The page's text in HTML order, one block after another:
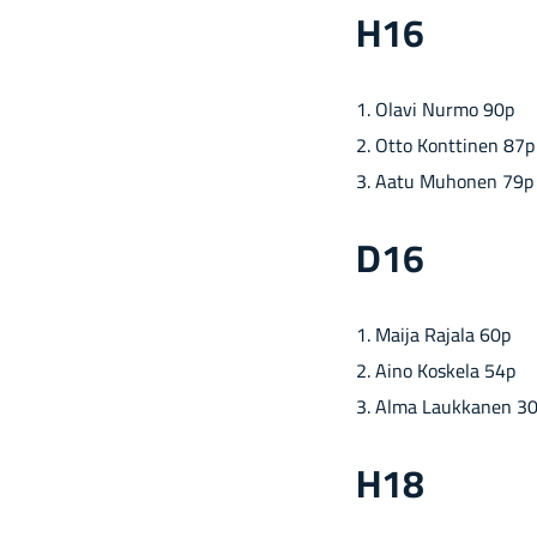
H16
1. Olavi Nurmo 90p
2. Otto Kont­ti­nen 87p
3. Aatu Mu­ho­nen 79p
D16
1. Maija Ra­ja­la 60p
2. Aino Kos­ke­la 54p
3. Alma Lauk­ka­nen
H18